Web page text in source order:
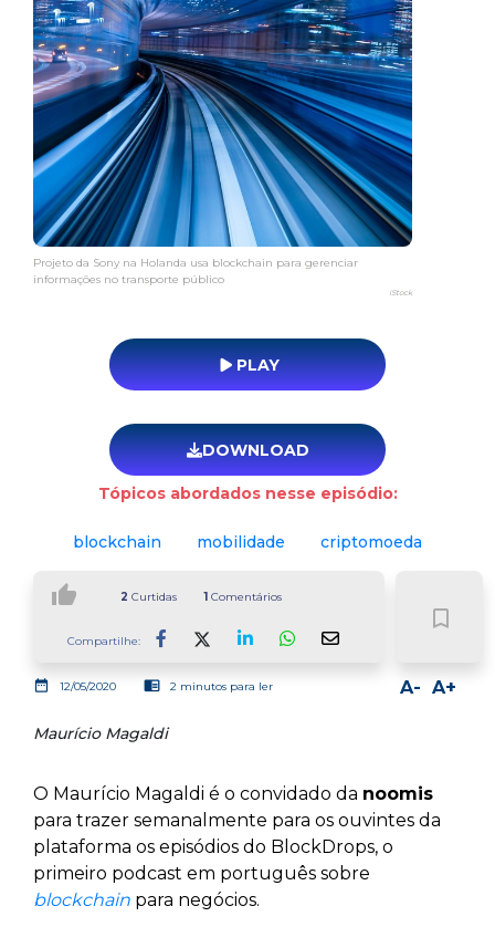
Projeto da Sony na Holanda usa blockchain para gerenciar
informações no transporte público
iStock
PLAY
DOWNLOAD
Tópicos abordados nesse episódio:
blockchain mobilidade criptomoeda
thumb_up 2 Curtidas 1Comentários
Compartilhe:
bookmark_border
date_range 12/05/2020 chrome_reader_mode 2 minutos para ler A+
A-
Maurício Magaldi
O Maurício Magaldi é o convidado da noomis
para trazer semanalmente para os ouvintes da
plataforma os episódios do BlockDrops, o
primeiro podcast em português sobre
blockchain para negócios.